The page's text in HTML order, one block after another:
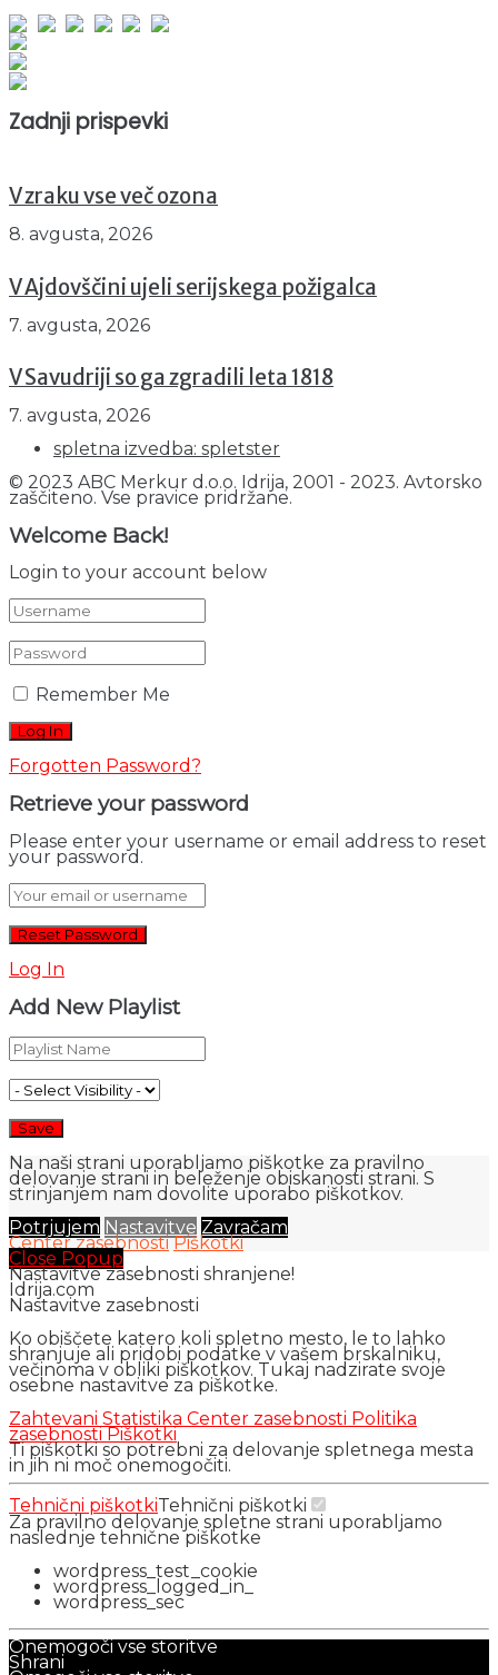
Zadnji prispevki
V zraku vse več ozona
8. avgusta, 2026
V Ajdovščini ujeli serijskega požigalca
7. avgusta, 2026
V Savudriji so ga zgradili leta 1818
7. avgusta, 2026
spletna izvedba: spletster
© 2023 ABC Merkur d.o.o. Idrija, 2001 - 2023. Avtorsko
zaščiteno. Vse pravice pridržane.
Welcome Back!
Login to your account below
Remember Me
Forgotten Password?
Retrieve your password
Please enter your username or email address to reset
your password.
Log In
Add New Playlist
Na naši strani uporabljamo piškotke za pravilno
delovanje strani in beleženje obiskanosti strani. S
strinjanjem nam dovolite uporabo piškotkov.
Potrjujem Nastavitve Zavračam
Center zasebnosti Piškotki
Close Popup
Nastavitve zasebnosti shranjene!
Idrija.com
Nastavitve zasebnosti
Ko obiščete katero koli spletno mesto, le to lahko
shranjuje ali pridobi podatke v vašem brskalniku,
večinoma v obliki piškotkov. Tukaj nadzirate svoje
osebne nastavitve za piškotke.
Zahtevani Statistika Center zasebnosti Politika
zasebnosti Piškotki
Ti piškotki so potrebni za delovanje spletnega mesta
in jih ni moč onemogočiti.
Tehnični piškotkiTehnični piškotki
Za pravilno delovanje spletne strani uporabljamo
naslednje tehnične piškotke
wordpress_test_cookie
wordpress_logged_in_
wordpress_sec
Onemogoči vse storitve
Shrani